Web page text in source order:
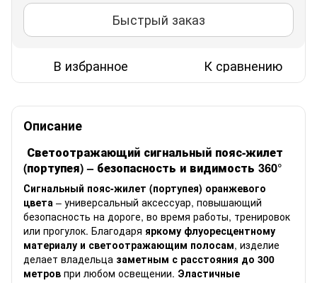
Быстрый заказ
В избранное К сравнению
Описание
Светоотражающий сигнальный пояс-жилет
(портупея) – безопасность и видимость 360°
Сигнальный пояс-жилет (портупея) оранжевого
цвета – универсальный аксессуар, повышающий
безопасность на дороге, во время работы, тренировок
или прогулок. Благодаря яркому флуоресцентному
материалу и светоотражающим полосам, изделие
делает владельца заметным с расстояния до 300
метров при любом освещении. Эластичные